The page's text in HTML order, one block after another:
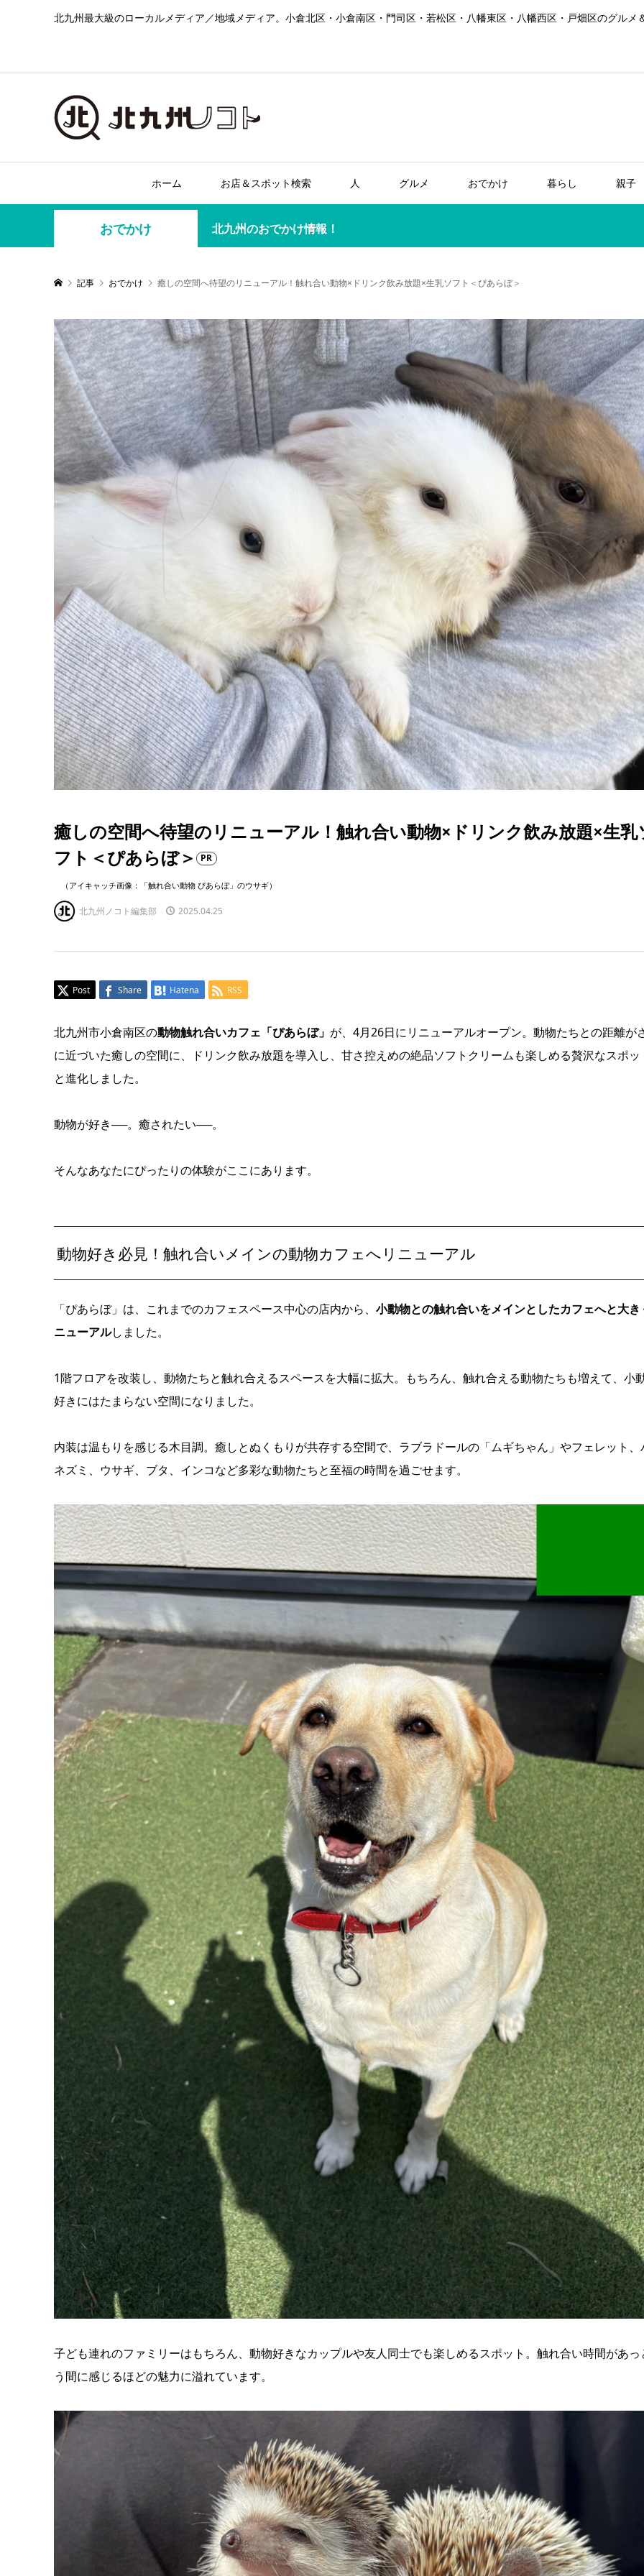
北九州最大級のローカルメディア／地域メディア。小倉北区・小倉南区・門司区・若松区・八幡東区・八幡西区・戸畑区のグル
ホーム お店＆スポット検索 人 グルメ おでかけ 暮らし 親子
おでかけ 北九州のおでかけ情報！
記事 おでかけ 癒しの空間へ待望のリニューアル！触れ合い動物×ドリンク飲み放題×生乳ソフト＜ぴあらぼ＞
癒しの空間へ待望のリニューアル！触れ合い動物×ドリンク飲み放題×生乳
フト＜ぴあらぼ＞
PR
（アイキャッチ画像：「触れ合い動物 ぴあらぼ」のウサギ）
北九州ノコト編集部 2025.04.25
Post Share Hatena RSS
北九州市小倉南区の動物触れ合いカフェ「ぴあらぼ」 が、4月26日にリニューアルオープン。動物たちとの距離が
に近づいた癒しの空間に、ドリンク飲み放題を導入し、甘さ控えめの絶品ソフトクリームも楽しめる贅沢なスポッ
と進化しました。
動物が好き──。癒されたい──。
そんなあなたにぴったりの体験がここにあります。
動物好き必見！触れ合いメインの動物カフェへリニューアル
「ぴあらぼ」は、これまでのカフェスペース中心の店内から、 小動物との触れ合いをメインとしたカフェへと大き
ニューアルしました。
1階フロアを改装し、動物たちと触れ合えるスペースを大幅に拡大。もちろん、触れ合える動物たちも増えて、小
好きにはたまらない空間になりました。
内装は温もりを感じる木目調。癒しとぬくもりが共存する空間で、ラブラドールの「ムギちゃん」やフェレット、
ネズミ、ウサギ、ブタ、インコなど多彩な動物たちと至福の時間を過ごせます。
子ども連れのファミリーはもちろん、動物好きなカップルや友人同士でも楽しめるスポット。触れ合い時間があっ
う間に感じるほどの魅力に溢れています。